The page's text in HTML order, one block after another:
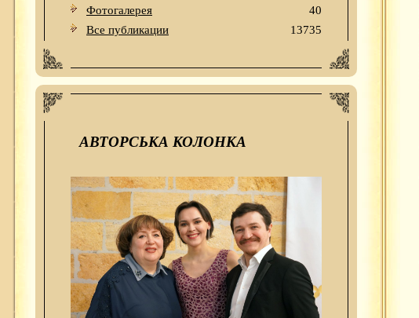
Фотогалерея
40
Все публикации
13735
АВТОРСЬКА КОЛОНКА